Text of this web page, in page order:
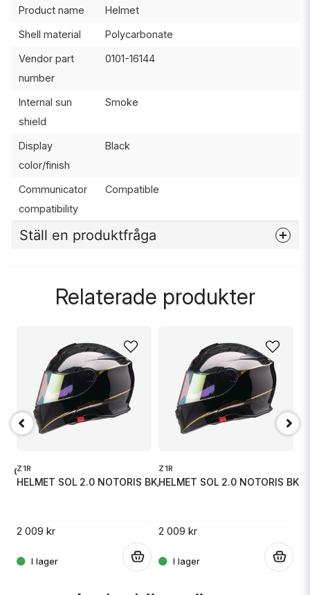
Product name Helmet
Shell material Polycarbonate
Vendor part
number
0101-16144
Internal sun
shield
Smoke
Display
color/finish
Black
Communicator
compatibility
Compatible
Ställ en produktfråga
emailMejladress
Ja, ni får publicera min fråga
Relaterade produkter
GRAY
Z1R
HELMET SOL 2.0 NOTORIS BK/GO X
2 009 kr
Z1R
HELMET SOL 2.0 NOTORIS BK/
2 009 kr